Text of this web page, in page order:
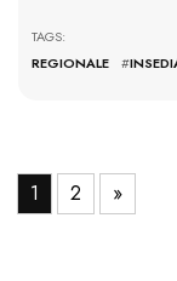
REGIONALE
#
1 2 »